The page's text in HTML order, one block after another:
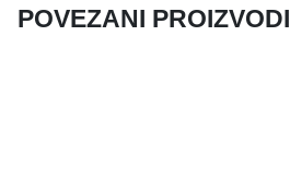
POVEZANI PROIZVODI